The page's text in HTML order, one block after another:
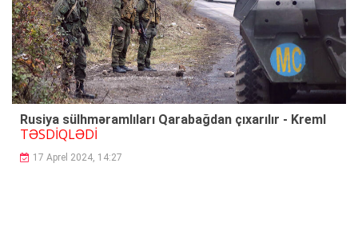
Rusiya sülhməramlıları Qarabağdan çıxarılır - Kreml
TƏSDİQLƏDİ
17 Aprel 2024, 14:27